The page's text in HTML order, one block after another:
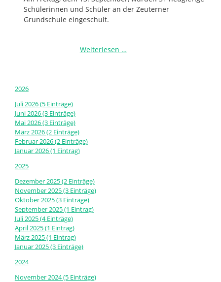
Schülerinnen und Schüler an der Zeuterner
Grundschule eingeschult.
Weiterlesen …Einschulung
2026
Juli 2026 (5 Einträge)
Juni 2026 (3 Einträge)
Mai 2026 (3 Einträge)
März 2026 (2 Einträge)
Februar 2026 (2 Einträge)
Januar 2026 (1 Eintrag)
2025
Dezember 2025 (2 Einträge)
November 2025 (3 Einträge)
Oktober 2025 (3 Einträge)
September 2025 (1 Eintrag)
Juli 2025 (4 Einträge)
April 2025 (1 Eintrag)
März 2025 (1 Eintrag)
Januar 2025 (3 Einträge)
2024
November 2024 (5 Einträge)